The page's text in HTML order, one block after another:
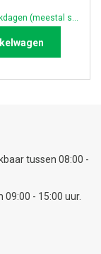
tussen 08:00 -
- 15:00 uur.